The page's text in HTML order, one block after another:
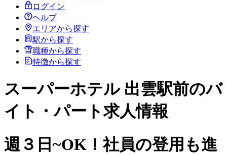
ログイン
ヘルプ
エリアから探す
駅から探す
職種から探す
特徴から探す
スーパーホテル 出雲駅前のバ
イト・パート求人情報
週３日~OK！社員の登用も進